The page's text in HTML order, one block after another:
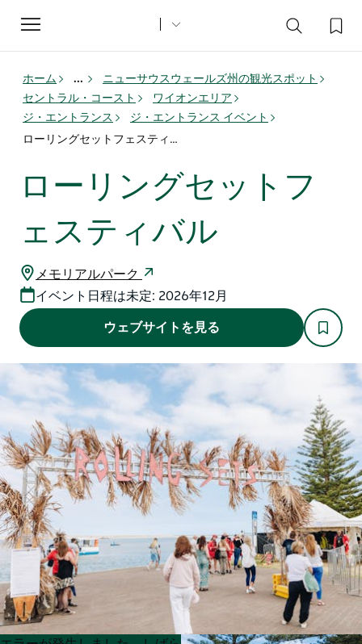
Toggle
navigation
ホーム ...
ニューサウスウェールズ州の観光スポット
セントラル・コースト
ワイオンエリア
ジ・エントランス
ジ・エントランス イベント
ローリングセットフェスティバル
ローリングセットフ
ェスティバル
メモリアルパーク
イベント日程は未定: 2026年12月
ウェブサイトを見る